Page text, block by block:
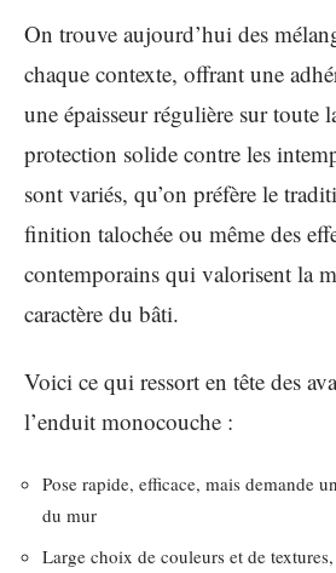
On trouve aujourd’hui des
chaque contexte, offrant une
une épaisseur régulière sur toute
protection solide contre les
sont variés, qu’on préfère le
finition talochée ou même des
contemporains qui valorisent la
caractère du bâti.
Voici ce qui ressort en tête des
l’enduit monocouche :
Pose rapide, efficace, mais demande
du mur
Large choix de couleurs et de